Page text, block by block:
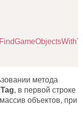
метода
, в первой строке
объектов, при